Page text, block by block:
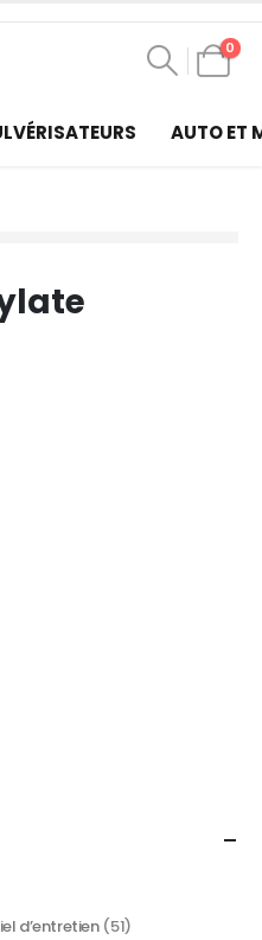
0
AUTO ET
d’entretien (51)